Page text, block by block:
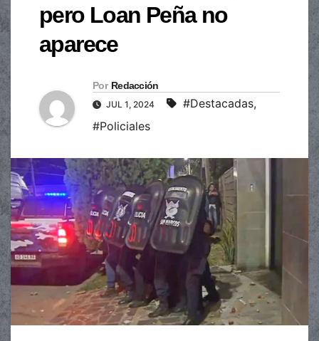
pero Loan Peña no
aparece
Por Redacción
JUL 1, 2024 #Destacadas,
#Policiales